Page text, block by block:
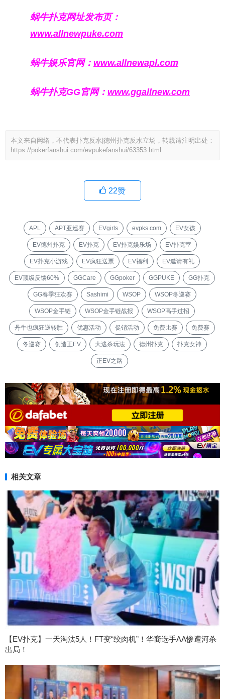
蜗牛扑克网址发布页：
www.allnewpuke.com
蜗牛娱乐官网： www.allnewapl.com
蜗牛扑克GG官网： www.ggallnew.com
本文来自网络，不代表扑克反水|德州扑克反水立场，转载请注明出处：
https://pokerfanshui.com/evpukefanshui/63353.html
22赞
APL APT亚巡赛 EVgirls evpks.com EV女孩
EV德州扑克 EV扑克 EV扑克娱乐场 EV扑克室
EV扑克小游戏 EV疯狂送票 EV福利 EV邀请有礼
EV顶级反馈60% GGCare GGpoker GGPUKE GG扑克
GG春季狂欢赛 Sashimi WSOP WSOP冬巡赛
WSOP金手链 WSOP金手链战报 WSOP高手过招
丹牛也疯狂逆转胜 优惠活动 促销活动 免费比赛 免费赛
冬巡赛 创造正EV 大逃杀玩法 德州扑克 扑克女神
正EV之路
相关文章
【EV扑克】一天淘汰5人！FT变“绞肉机”！华裔选手AA惨遭河杀
出局！